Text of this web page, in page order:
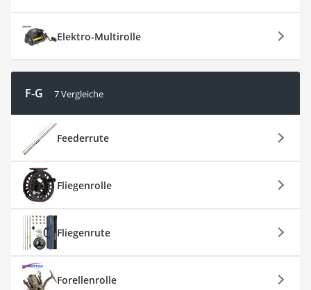
Elektro-Multirolle
F-G 7 Vergleiche
Feederrute
Fliegenrolle
Fliegenrute
Forellenrolle